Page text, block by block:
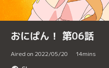
おにぱん！ 第06話
Aired on 2022/05/20 14mins